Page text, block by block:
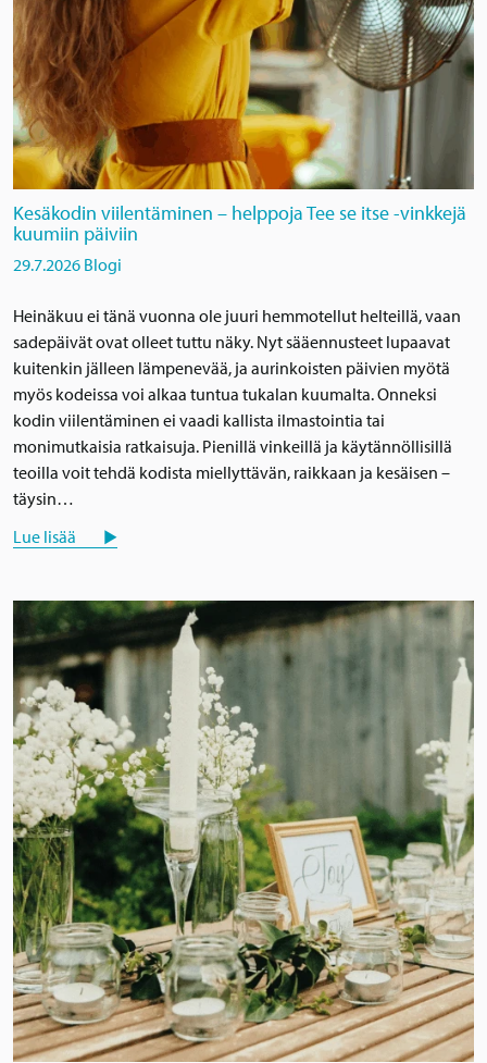
Kesäkodin viilentäminen – helppoja Tee se itse -vinkkejä
kuumiin päiviin
29.7.2026 Blogi
Heinäkuu ei tänä vuonna ole juuri hemmotellut helteillä, vaan
sadepäivät ovat olleet tuttu näky. Nyt sääennusteet lupaavat
kuitenkin jälleen lämpenevää, ja aurinkoisten päivien myötä
myös kodeissa voi alkaa tuntua tukalan kuumalta. Onneksi
kodin viilentäminen ei vaadi kallista ilmastointia tai
monimutkaisia ratkaisuja. Pienillä vinkeillä ja käytännöllisillä
teoilla voit tehdä kodista miellyttävän, raikkaan ja kesäisen –
täysin…
Lue lisää